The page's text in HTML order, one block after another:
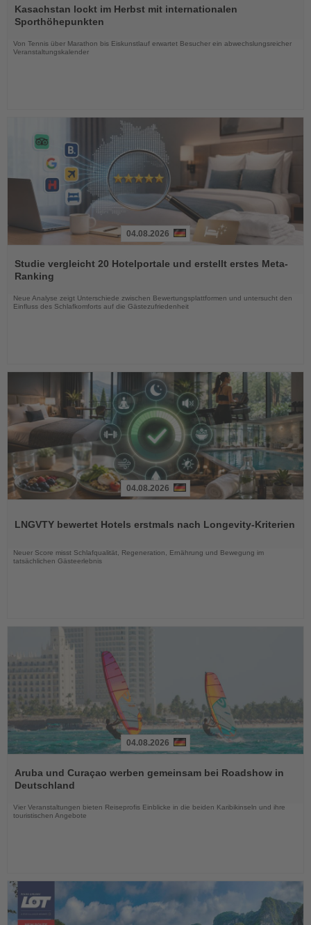
Sie
die
Nachrichten
Kasachstan lockt im Herbst mit internationalen
Sporthöhepunkten
Von Tennis über Marathon bis Eiskunstlauf erwartet Besucher ein abwechslungsreicher
Veranstaltungskalender
Sie
die
Nachrichten
04.08.2026
Studie vergleicht 20 Hotelportale und erstellt erstes Meta-
Ranking
Neue Analyse zeigt Unterschiede zwischen Bewertungsplattformen und untersucht den
Einfluss des Schlafkomforts auf die Gästezufriedenheit
die
04.08.2026
LNGVTY bewertet Hotels erstmals nach Longevity-Kriterien
Neuer Score misst Schlafqualität, Regeneration, Ernährung und Bewegung im
tatsächlichen Gästeerlebnis
Sie
die
04.08.2026
Aruba und Curaçao werben gemeinsam bei Roadshow in
Deutschland
Vier Veranstaltungen bieten Reiseprofis Einblicke in die beiden Karibikinseln und ihre
touristischen Angebote